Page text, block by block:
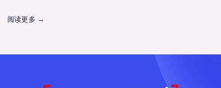
阅读更多 →